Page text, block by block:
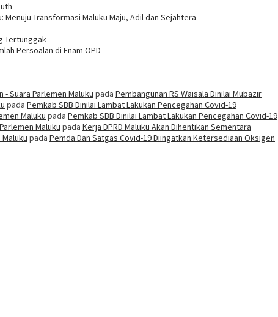
Menuju Transformasi Maluku Maju, Adil dan Sejahtera
Tertunggak
Persoalan di Enam OPD
- Suara Parlemen Maluku pada Pembangunan RS Waisala Dinilai Mubazir
pada Pemkab SBB Dinilai Lambat Lakukan Pencegahan Covid-19
Maluku pada Pemkab SBB Dinilai Lambat Lakukan Pencegahan Covid-19
Maluku pada Kerja DPRD Maluku Akan Dihentikan Sementara
pada Pemda Dan Satgas Covid-19 Diingatkan Ketersediaan Oksigen